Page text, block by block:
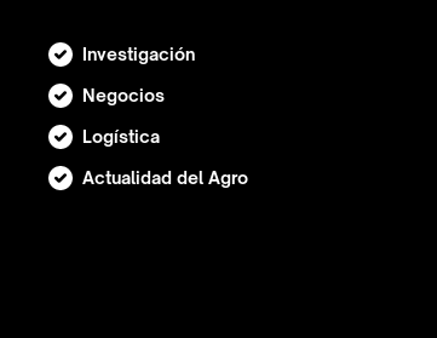
Investigación
Negocios
Logística
Actualidad del Agro